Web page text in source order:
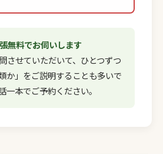
無料でお伺いします
させていただいて、ひとつずつ
か」をご説明することも多いで
一本でご予約ください。